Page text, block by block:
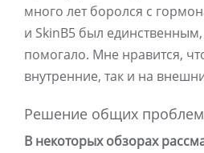
много лет боролся с
и SkinB5 был
помогало. Мне нравится,
внутренние, так и на
Решение общих проблем
В некоторых обзорах